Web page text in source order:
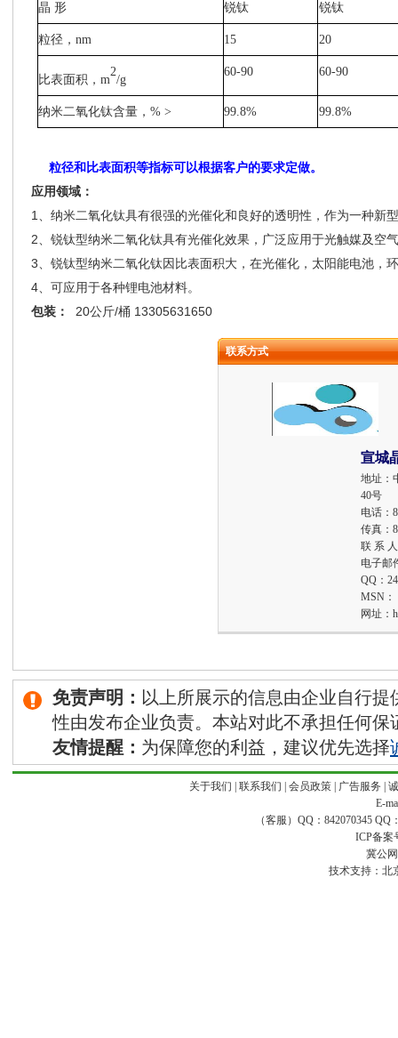
晶 形 锐钛 锐钛
粒径， nm 15 20
比表面积， m
2
/g
60-90 60-90
纳米二氧化钛含量， % > 99.8% 99.8%
粒径和比表面积等指标可以根据客户的要求定做。
应用领域：
1
、纳米二氧化钛具有很强的光催化和良好的透明性，作为一种
2 、锐钛型纳米二氧化钛具有光催化效果，广泛应用于光触媒及空
3 、锐钛型纳米二氧化钛因比表面积大，在光催化，太阳能电池
4 、可应用于各种锂电池材料。
包装：
20公斤/桶 13305631650
联系方式
宣城
地址：
40号
电话：
传真：
联 系
电子邮
QQ：
MSN：
网址：
免责声明： 以上所展示的信息由企业自行
性由发布企业负责。本站对此不承担任何保
友情提醒： 为保障您的利益，建议优先选择
关于我们 联系我们 会员政策| 广告服务
E-
（客服）QQ：842070345 QQ
ICP备案
冀公
技术支持： 北